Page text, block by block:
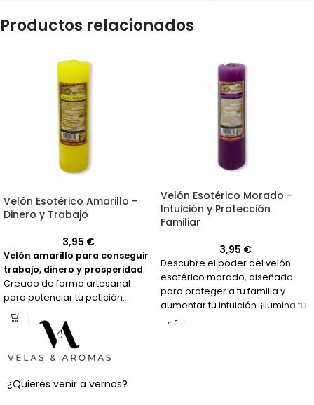
Productos relacionados
Velón Esotérico Amarillo –
Dinero y Trabajo
3,95 €
Velón amarillo para conseguir
trabajo, dinero y prosperidad.
Creado de forma artesanal
para potenciar tu petición.
Velón Esotérico Morado –
Intuición y Protección
Familiar
3,95 €
Descubre el poder del velón
esotérico morado, diseñado
para proteger a tu familia y
aumentar tu intuición. ¡Ilumina tu
hogar con esta vela de 50
¿Quieres venir a vernos?